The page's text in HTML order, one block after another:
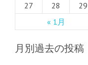
« 1月
27
28 29
月別過去の投稿